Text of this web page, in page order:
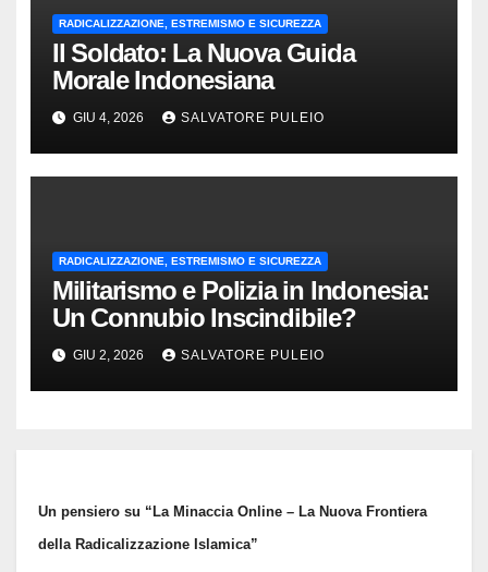
RADICALIZZAZIONE, ESTREMISMO E SICUREZZA
Il Soldato: La Nuova Guida
Morale Indonesiana
GIU 4, 2026 SALVATORE PULEIO
RADICALIZZAZIONE, ESTREMISMO E SICUREZZA
Militarismo e Polizia in Indonesia:
Un Connubio Inscindibile?
GIU 2, 2026 SALVATORE PULEIO
Un pensiero su “La Minaccia Online – La Nuova Frontiera
della Radicalizzazione Islamica”